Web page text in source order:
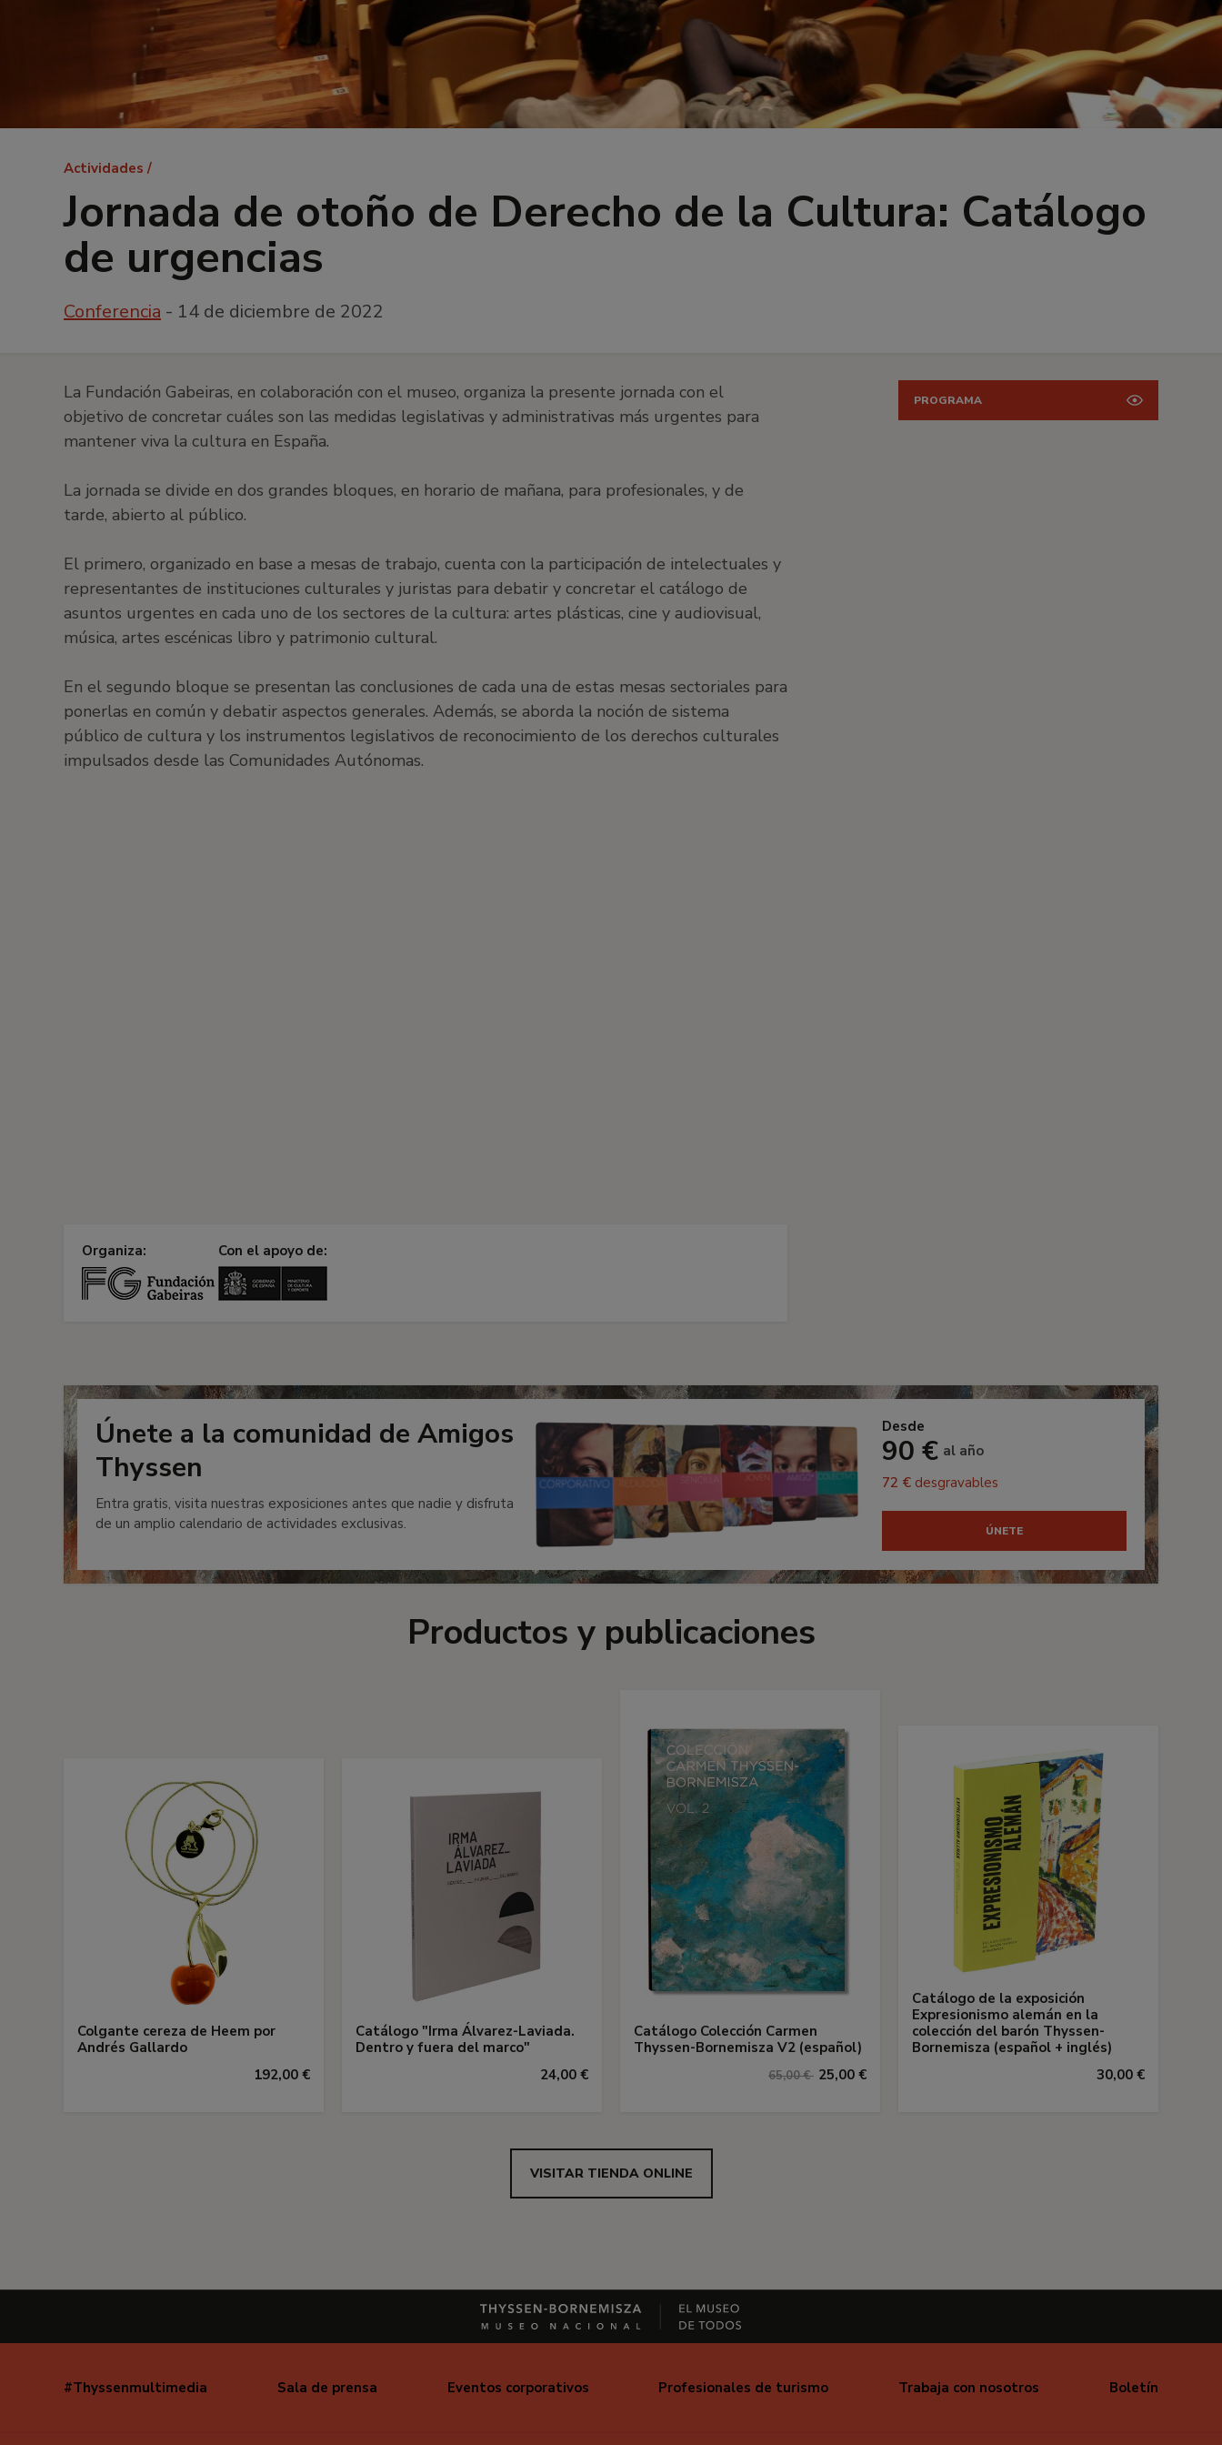
Ruta
de
navegación
Actividades
Jornada de otoño de Derecho de la Cultura: Catálogo
de urgencias
Conferencia - 14 de diciembre de 2022
PROGRAMA
La Fundación Gabeiras, en colaboración con el museo, organiza la presente jornada con el
objetivo de concretar cuáles son las medidas legislativas y administrativas más urgentes para
mantener viva la cultura en España.
La jornada se divide en dos grandes bloques, en horario de mañana, para profesionales, y de
tarde, abierto al público.
El primero, organizado en base a mesas de trabajo, cuenta con la participación de intelectuales y
representantes de instituciones culturales y juristas para debatir y concretar el catálogo de
asuntos urgentes en cada uno de los sectores de la cultura: artes plásticas, cine y audiovisual,
música, artes escénicas libro y patrimonio cultural.
En el segundo bloque se presentan las conclusiones de cada una de estas mesas sectoriales para
ponerlas en común y debatir aspectos generales. Además, se aborda la noción de sistema
público de cultura y los instrumentos legislativos de reconocimiento de los derechos culturales
impulsados desde las Comunidades Autónomas.
Organiza: Con el apoyo de:
Únete a la comunidad de Amigos
Thyssen
Entra gratis, visita nuestras exposiciones antes que nadie y disfruta
de un amplio calendario de actividades exclusivas.
Desde
90 € al año
72 € desgravables
ÚNETE
Productos y publicaciones
Colgante cereza de Heem por
Andrés Gallardo
192,00 €
Catálogo "Irma Álvarez-Laviada.
Dentro y fuera del marco"
24,00 €
Catálogo Colección Carmen
Thyssen-Bornemisza V2 (español)
65,00 € 25,00 €
Catálogo de la exposición
Expresionismo alemán en la
colección del barón Thyssen-
Bornemisza (español + inglés)
30,00 €
VISITAR TIENDA ONLINE
Navegación
#Thyssenmultimedia Sala de prensa Eventos corporativos Profesionales de turismo Trabaja con nosotros Boletín